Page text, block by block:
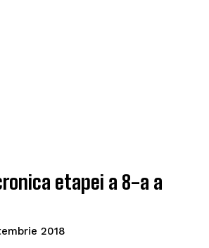
etapei a 8-a a
2018